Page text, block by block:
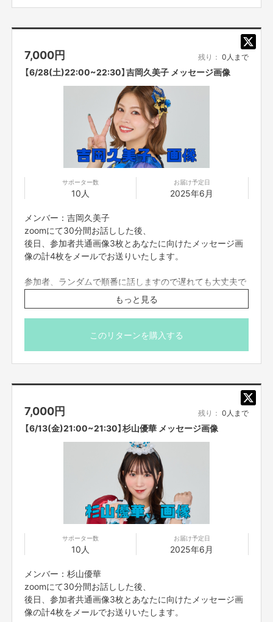
このプロジェクトでやりたいこと・やろうと思った理由
私たちつぼみ大革命がいつもモットーにしてきた「みんなを笑顔にする、元
てみたいと思いました！！！
離れていても楽しめる、身近に感じてもらえる、つぼみ大革命らしいエンタ
ーテイメントを届けていきます！
・ラストライブの運営・制作費
として使用させていただきます。
【ご支援にあたってのご注意事項】
■応募のご注意
・タイトルに日付が入っているものは、その日その時間での開催となりま
日時が違いますので注意してご購入ください。
・一度購入いただいたものは、キャンセルができません。
・迷惑メールの対策などでドメイン指定を行っている場合、
きない場合がございます。「@yoshimoto.co.jp」を受信設定してください。
チケットは、全てリターン実施日の前日23時59分で締め切りと
させていただきます。
・オンライン会議ツールで参加者全員を同時につなぎ、
ご参加いただきます。直接お会いすることはできませんので、ご了承くださ
い。
・コミュニケーションには「Zoom」を使用させていただきます。
Zoomを使
用できる環境を整えていただき、電波のいい環境でおつなぎください。
7,000円 残り： 0人まで
【6/28(土)22:00~22:30】吉岡久美子 メッセージ画像
サポーター数
10人
お届け予定日
2025年6月
メンバー：吉岡久美子
zoomにて30分間お話しした後、
後日、参加者共通画像3枚とあなたに向けたメッセージ画
像の計4枚をメールでお送りいたします。
参加者、ランダムで順番に話しますので遅れても大丈夫で
す。
zoomの入室は終了時間の5分前までとさせていただきま
す。それ以降に入室された方は案内できない場合もござい
ますので予めご了承くださいませ。
もっと見る
このリターンを購入する
7,000円 残り： 0人まで
【6/13(金)21:00~21:30】杉山優華 メッセージ画像
サポーター数
10人
お届け予定日
2025年6月
メンバー：杉山優華
zoomにて30分間お話しした後、
後日、参加者共通画像3枚とあなたに向けたメッセージ画
像の計4枚をメールでお送りいたします。